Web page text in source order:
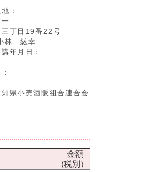
：
丁目19番22号
林 紘幸
年月日：
県小売酒販組合連合会
金額
(税別）